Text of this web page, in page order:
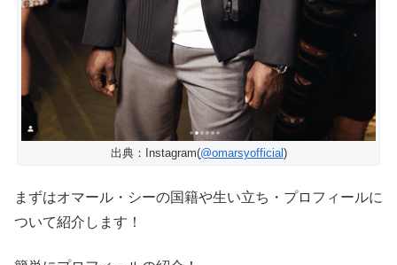
出典：Instagram(@omarsyofficial)
まずはオマール・シーの国籍や生い立ち・プロフィールに
ついて紹介します！